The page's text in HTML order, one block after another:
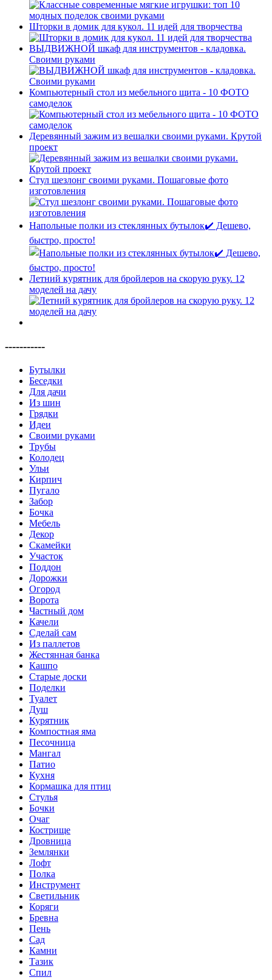
Шторки в домик для кукол. 11 идей для творчества
ВЫДВИЖНОЙ шкаф для инструментов - кладовка.
Своими руками
Компьютерный стол из мебельного щита - 10 ФОТО
самоделок
Деревянный зажим из вешалки своими руками. Крутой
проект
Стул шезлонг своими руками. Пошаговые фото
изготовления
Напольные полки из стеклянных бутылок✔️ Дешево,
быстро, просто!
Летний курятник для бройлеров на скорую руку. 12
моделей на дачу
-----------
Бутылки
Беседки
Для дачи
Из шин
Грядки
Идеи
Своими руками
Трубы
Колодец
Ульи
Кирпич
Пугало
Забор
Бочка
Мебель
Декор
Скамейки
Участок
Поддон
Дорожки
Огород
Ворота
Частный дом
Качели
Сделай сам
Из паллетов
Жестянная банка
Кашпо
Старые доски
Поделки
Туалет
Душ
Курятник
Компостная яма
Песочница
Мангал
Патио
Кухня
Кормашка для птиц
Стулья
Бочки
Очаг
Кострище
Дровница
Землянки
Лофт
Полка
Инструмент
Светильник
Коряги
Бревна
Пень
Сад
Камни
Тазик
Спил